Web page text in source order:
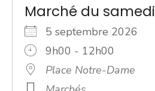
Marché du samedi
5 septembre 2026
9h00 - 12h00
Place Notre-Dame